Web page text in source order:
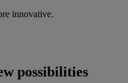
innovative.
possibilities